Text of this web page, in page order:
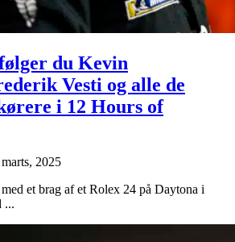
du Kevin
Vesti og alle de
i 12 Hours of
2025
et brag af et Rolex 24 på Daytona i
...